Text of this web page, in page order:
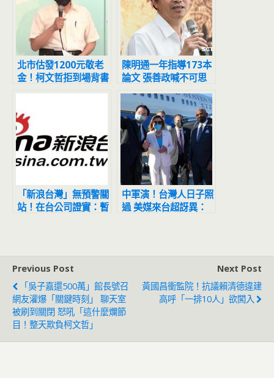
北市估發1200元敬老
金！柯文哲拒到場背書
黃珊珊代打
陳明通一年指導173本
論文 張善政喊不可思
議：天文數字
「新浪台灣」無預警關
站！在台公司證實：暫
中軍演！台灣人日子照
過 美媒來台超訝異：
Previous Post
「吳子嘉還500萬」館長號召
網友灌爆「關鍵時刻」 聊天室
被刷到關閉 怒吼「這什麼爛節
目！整天欺負柯文哲」
Next Post
黃國昌衝監院！抗議賴清德違建
高呼「一排10人」欲闖入